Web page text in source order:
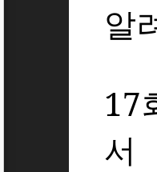
알
17
서